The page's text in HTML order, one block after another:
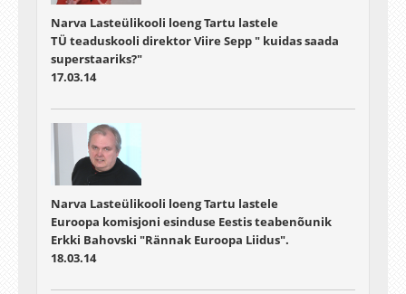
Narva Lasteülikooli loeng Tartu lastele
TÜ teaduskooli direktor Viire Sepp " kuidas saada
superstaariks?"
17.03.14
Narva Lasteülikooli loeng Tartu lastele
Euroopa komisjoni esinduse Eestis teabenõunik
Erkki Bahovski "Rännak Euroopa Liidus".
18.03.14